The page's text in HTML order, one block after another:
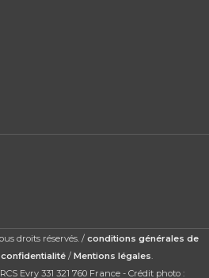
droits réservés. / conditions générales de
/ Mentions légales
Evry 331 321 760 France - Crédit photo :